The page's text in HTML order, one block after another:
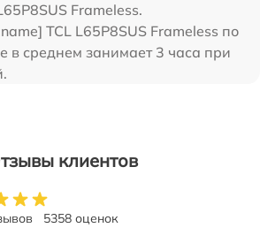
Frameless.
TCL L65P8SUS Frameless по
в среднем занимает 3 часа при
клиентов
5358 оценок